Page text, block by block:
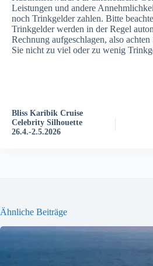
Leistungen und andere
noch Trinkgelder zahlen. Bitte
Trinkgelder werden in der Regel
Rechnung aufgeschlagen, also achten
Sie nicht zu viel oder zu wenig
n
s
t
-
a
Bliss Karibik Cruise
Celebrity Silhouette
26.4.-2.5.2026
Ähnliche Beiträge